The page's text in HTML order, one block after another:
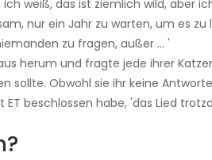
weiß, das ist ziemlich wild, aber
nur ein Jahr zu warten, um es zu
zu fragen, außer ... '
herum und fragte jede ihrer
sollte. Obwohl sie ihr keine
beschlossen habe, 'das Lied